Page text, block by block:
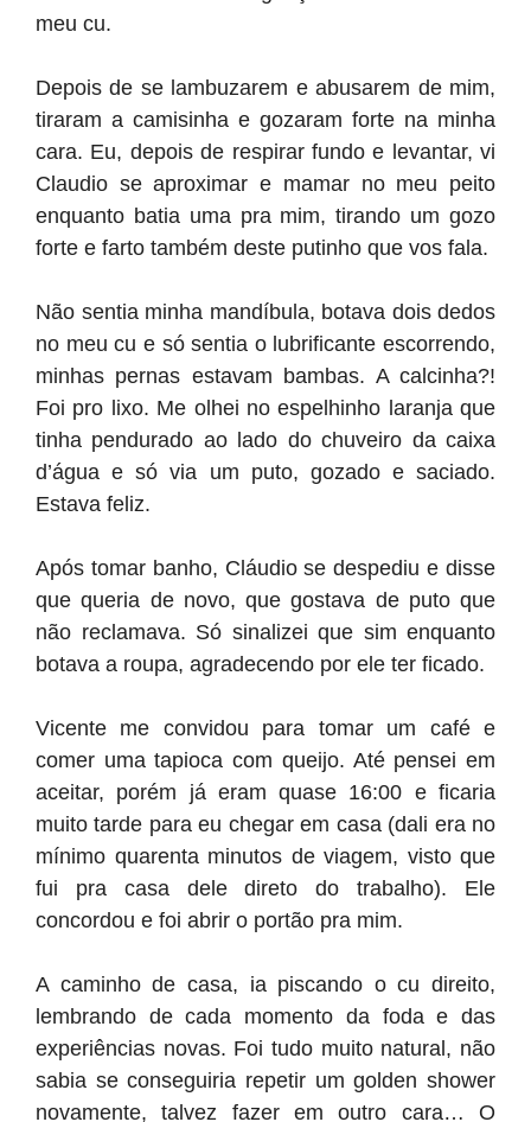
meu cu.
Depois de se lambuzarem e abusarem de mim,
tiraram a camisinha e gozaram forte na minha
cara. Eu, depois de respirar fundo e levantar, vi
Claudio se aproximar e mamar no meu peito
enquanto batia uma pra mim, tirando um gozo
forte e farto também deste putinho que vos fala.
Não sentia minha mandíbula, botava dois dedos
no meu cu e só sentia o lubrificante escorrendo,
minhas pernas estavam bambas. A calcinha?!
Foi pro lixo. Me olhei no espelhinho laranja que
tinha pendurado ao lado do chuveiro da caixa
d’água e só via um puto, gozado e saciado.
Estava feliz.
Após tomar banho, Cláudio se despediu e disse
que queria de novo, que gostava de puto que
não reclamava. Só sinalizei que sim enquanto
botava a roupa, agradecendo por ele ter ficado.
Vicente me convidou para tomar um café e
comer uma tapioca com queijo. Até pensei em
aceitar, porém já eram quase 16:00 e ficaria
muito tarde para eu chegar em casa (dali era no
mínimo quarenta minutos de viagem, visto que
fui pra casa dele direto do trabalho). Ele
concordou e foi abrir o portão pra mim.
A caminho de casa, ia piscando o cu direito,
lembrando de cada momento da foda e das
experiências novas. Foi tudo muito natural, não
sabia se conseguiria repetir um golden shower
novamente, talvez fazer em outro cara… O